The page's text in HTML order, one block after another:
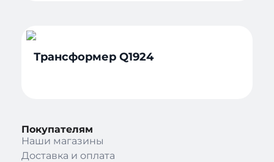
Трансформер Q1924
Покупателям
Наши магазины
Доставка и оплата